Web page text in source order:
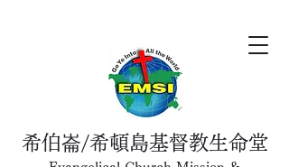
希伯崙/希頓島基督教生命堂